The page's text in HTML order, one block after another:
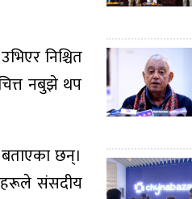
निश्चित
नबुझे थप
छन्।
संसदीय